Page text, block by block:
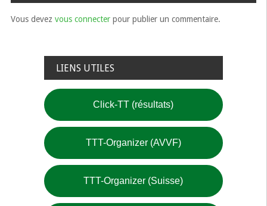
Vous devez vous connecterpour publier un commentaire.
LIENS UTILES
Click-TT (résultats)
TTT-Organizer (AVVF)
TTT-Organizer (Suisse)